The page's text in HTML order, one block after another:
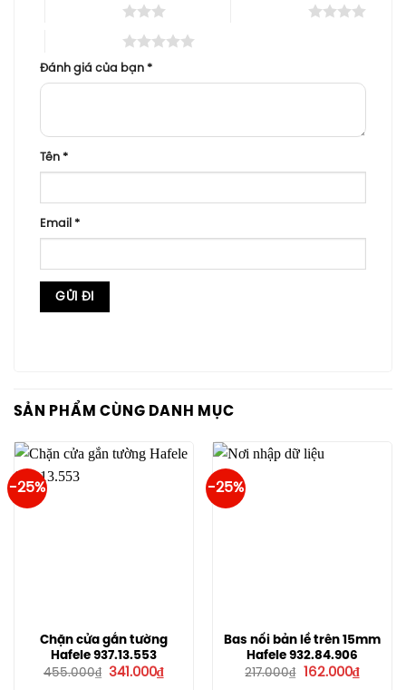
Đánh giá của bạn *
Tên *
Email *
SẢN PHẨM CÙNG DANH MỤC
-25%
Chặn cửa gắn tường
Hafele 937.13.553
455.000₫ Giá
341.000₫Giá
hiện
-25%
Bas nối bản lề trên 15mm
Hafele 932.84.906
217.000₫
Giá
162.000₫Giá
hiện